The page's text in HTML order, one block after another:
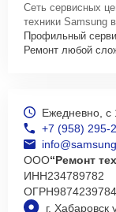
Сеть сервисных
техники Samsung
Профильный
Ремонт любой
г. Хабаровск
Ежедневно, с
+7 (958) 295-
ООО“Ремонт
ИНН234789782
ОГРН